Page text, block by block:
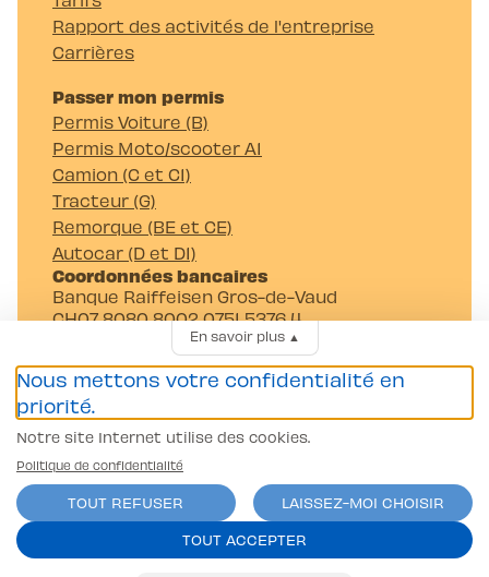
Rapport des activités de l'entreprise
Carrières
Passer mon permis
Permis Voiture (B)
Permis Moto/scooter A1
Camion (C et C1)
Tracteur (G)
Remorque (BE et CE)
Autocar (D et D1)
Coordonnées bancaires
Banque Raiffeisen Gros-de-Vaud
CH07 8080 8002 0751 5376 4
Auto-Moto-Ecole Pittet SA
Av. Juste-Olivier 23 1006 Lausanne
Conditions générales
Politique de confidentialité
En savoir plus▲
Nous mettons votre confidentialité en
priorité.
Notre site Internet utilise des cookies.
Politique de confidentialité
TOUT REFUSER
LAISSEZ-MOI CHOISIR
TOUT ACCEPTER